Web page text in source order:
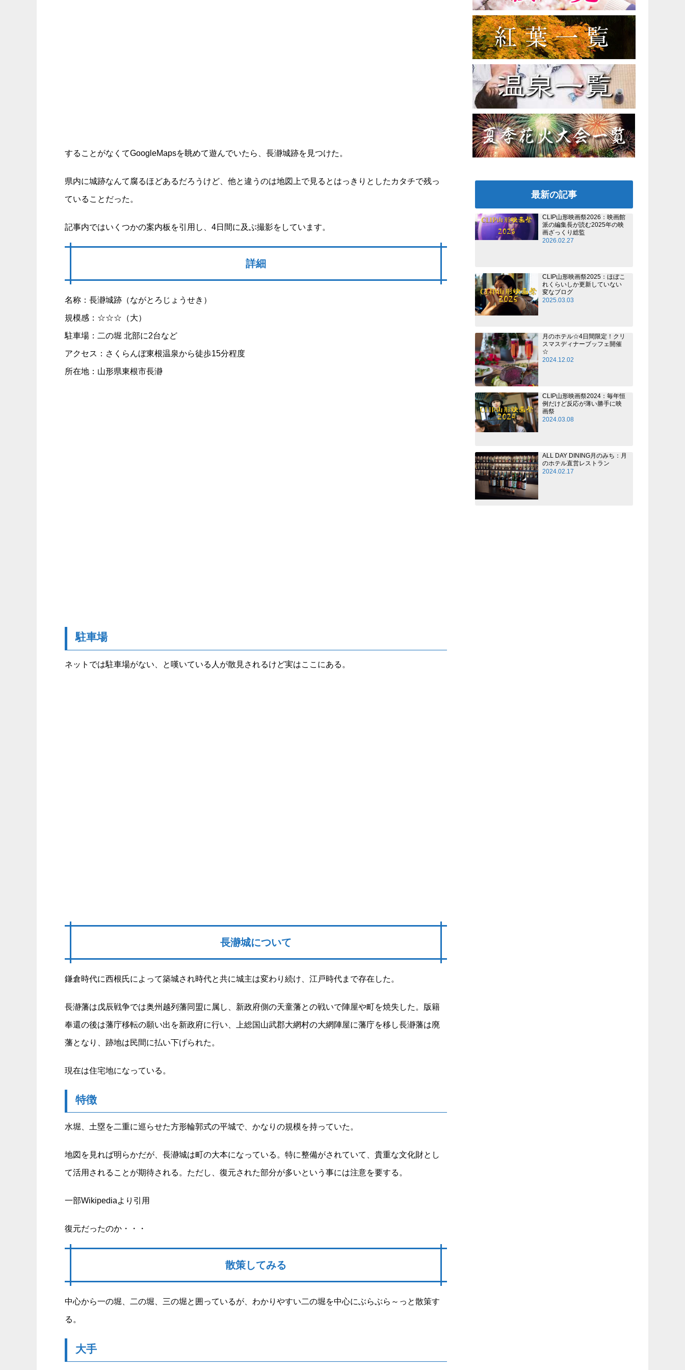
することがなくてGoogleMapsを眺めて遊んでいたら、長瀞城跡を見つけた。
県内に城跡なんて腐るほどあるだろうけど、他と違うのは地図上で見るとはっきりとしたカタチで残っ
ていることだった。
記事内ではいくつかの案内板を引用し、4日間に及ぶ撮影をしています。
詳細
名称：長瀞城跡（ながとろじょうせき）
規模感：☆☆☆（大）
駐車場：二の堀 北部に2台など
アクセス：さくらんぼ東根温泉から徒歩15分程度
所在地：山形県東根市長瀞
駐車場
ネットでは駐車場がない、と嘆いている人が散見されるけど実はここにある。
長瀞城について
鎌倉時代に西根氏によって築城され時代と共に城主は変わり続け、江戸時代まで存在した。
長瀞藩は戊辰戦争では奥州越列藩同盟に属し、新政府側の天童藩との戦いで陣屋や町を焼失した。版籍
奉還の後は藩庁移転の願い出を新政府に行い、上総国山武郡大網村の大網陣屋に藩庁を移し長瀞藩は廃
藩となり、跡地は民間に払い下げられた。
現在は住宅地になっている。
特徴
水堀、土塁を二重に巡らせた方形輪郭式の平城で、かなりの規模を持っていた。
地図を見れば明らかだが、長瀞城は町の大本になっている。特に整備がされていて、貴重な文化財とし
て活用されることが期待される。ただし、復元された部分が多いという事には注意を要する。
一部Wikipediaより引用
復元だったのか・・・
散策してみる
中心から一の堀、二の堀、三の堀と囲っているが、わかりやすい二の堀を中心にぶらぶら～っと散策す
る。
大手
最新の記事
CLIP山形映画祭2026：映画館
派の編集長が読む2025年の映
画ざっくり総監
2026.02.27
CLIP山形映画祭2025：ほぼこ
れくらいしか更新していない
変なブログ
2025.03.03
月のホテル☆4日間限定！クリ
スマスディナーブッフェ開催
☆
2024.12.02
CLIP山形映画祭2024：毎年恒
例だけど反応が薄い勝手に映
画祭
2024.03.08
ALL DAY DINING月のみち：月
のホテル直営レストラン
2024.02.17